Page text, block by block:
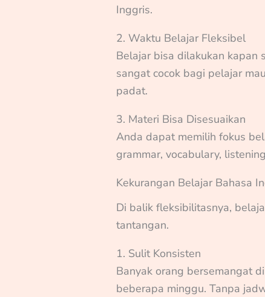
Inggris.
2. Waktu Belajar Fleksibel
Belajar bisa dilakukan kapan
sangat cocok bagi pelajar
padat.
3. Materi Bisa Disesuaikan
Anda dapat memilih fokus
grammar, vocabulary,
Kekurangan Belajar Bahasa
Di balik fleksibilitasnya,
tantangan.
1. Sulit Konsisten
Banyak orang bersemangat
beberapa minggu. Tanpa